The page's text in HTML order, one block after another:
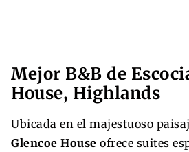
Mejor B&B de
House, Highlands
Ubicada en el majestuoso
Glencoe House ofrece suites